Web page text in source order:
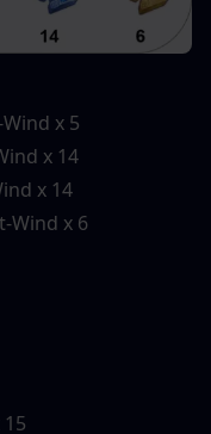
x 5
x 14
x 14
Wind x 6